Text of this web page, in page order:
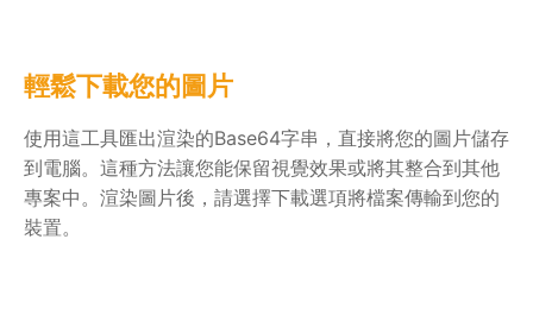
輕鬆下載您的圖片
使用這工具匯出渲染的Base64字串，直接將您的圖片儲存
到電腦。這種方法讓您能保留視覺效果或將其整合到其他
專案中。渲染圖片後，請選擇下載選項將檔案傳輸到您的
裝置。